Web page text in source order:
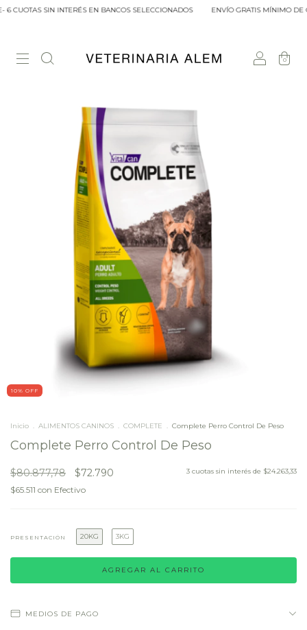
SIN INTERÉS EN BANCOS SELECCIONADOS ENVÍO GRATIS MÍNIMO DE
0
10% OFF
Inicio . ALIMENTOS CANINOS . COMPLETE . Complete Perro Control De Peso
Complete Perro Control De Peso
$80.877,78 $72.790
$65.511 con Efectivo
3 cuotas sin interés de $24.263,33
PRESENTACIÓN 20KG 3KG
MEDIOS DE PAGO